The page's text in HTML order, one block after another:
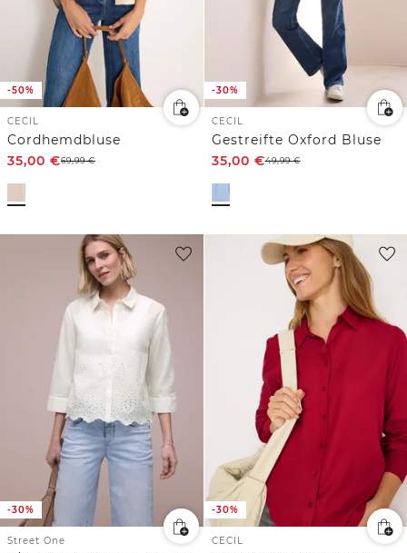
-50%
CECIL
Cordhemdbluse
35,00 €69,99€
-30%
CECIL
Gestreifte Oxford Bluse
35,00 €49,99€
-30%
Street One
-30%
CECIL